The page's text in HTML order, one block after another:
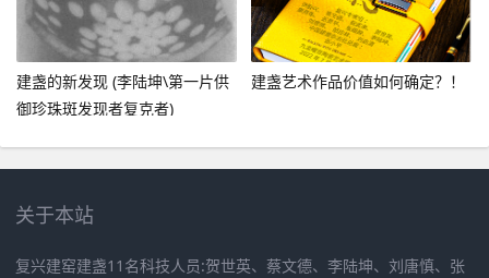
建盏的新发现 (李陆坤\第一片供
御珍珠斑发现者复克者)
建盏艺术作品价值如何确定？！
关于本站
复兴建窑建盏11名科技人员:贺世英、蔡文德、李陆坤、刘唐慎、张